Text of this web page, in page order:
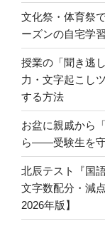
文化祭・体育祭
ーズンの自宅学
授業の「聞き逃
力・文字起こし
する方法
お盆に親戚から
ら――受験生を
北辰テスト『国
文字数配分・減
2026年版】